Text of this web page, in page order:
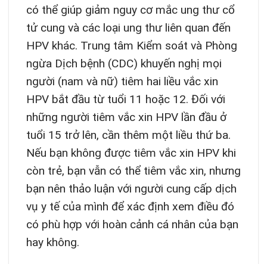
có thể giúp giảm nguy cơ mắc ung thư cổ
tử cung và các loại ung thư liên quan đến
HPV khác. Trung tâm Kiểm soát và Phòng
ngừa Dịch bệnh (CDC) khuyến nghị mọi
người (nam và nữ) tiêm hai liều vắc xin
HPV bắt đầu từ tuổi 11 hoặc 12. Đối với
những người tiêm vắc xin HPV lần đầu ở
tuổi 15 trở lên, cần thêm một liều thứ ba.
Nếu bạn không được tiêm vắc xin HPV khi
còn trẻ, bạn vẫn có thể tiêm vắc xin, nhưng
bạn nên thảo luận với người cung cấp dịch
vụ y tế của mình để xác định xem điều đó
có phù hợp với hoàn cảnh cá nhân của bạn
hay không.